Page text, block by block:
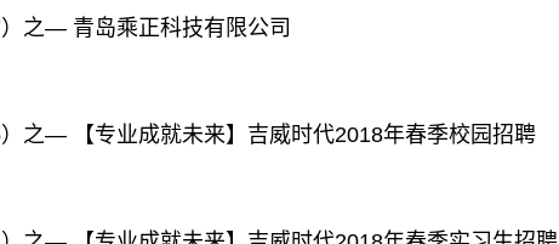
之— 青岛乘正科技有限公司
之— 【专业成就未来】吉威时代2018年春季校园招聘